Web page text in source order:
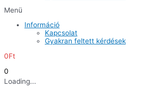
Menü
Információ
Kapcsolat
Gyakran feltett kérdések
0Ft
0
Loading...